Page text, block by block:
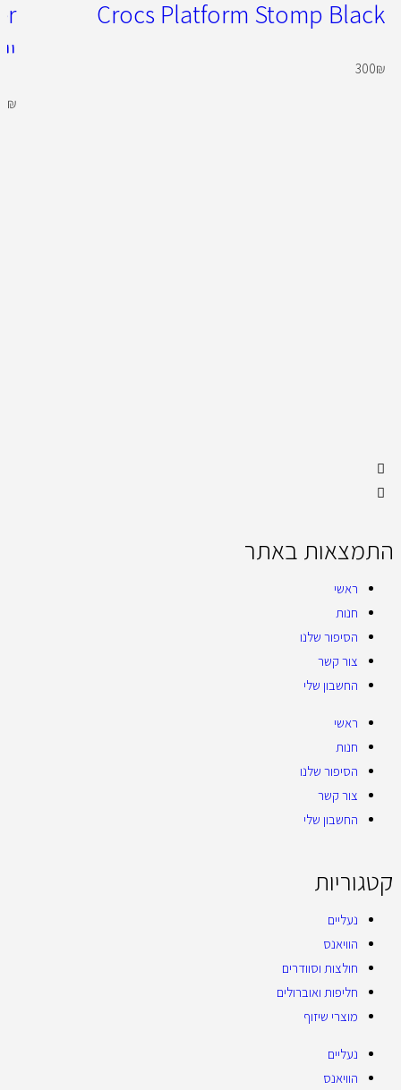
Crocs Platform Stomp Black
300₪
₪
התמצאות באתר
ראשי
חנות
הסיפור שלנו
צור קשר
החשבון שלי
ראשי
חנות
הסיפור שלנו
צור קשר
החשבון שלי
קטגוריות
נעליים
הוויאנס
חולצות וסוודרים
חליפות ואוברולים
מוצרי שיזוף
נעליים
הוויאנס